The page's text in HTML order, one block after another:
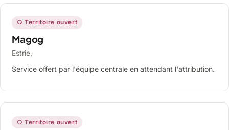
○ Territoire ouvert
Magog
Estrie,
Service offert par l'équipe centrale en attendant l'attribution.
○ Territoire ouvert